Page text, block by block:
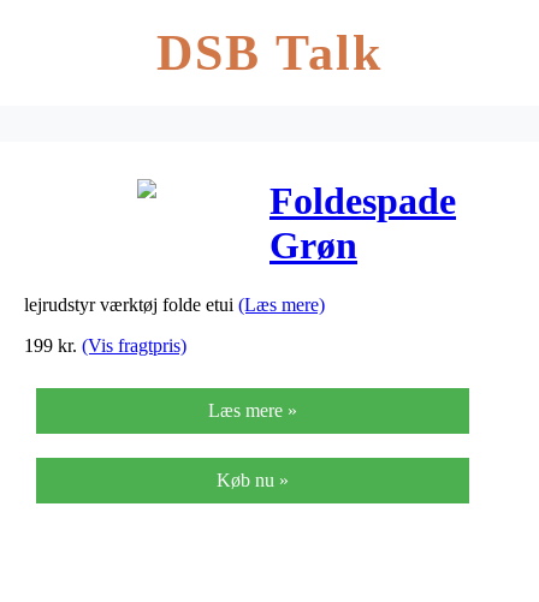
DSB Talk
Foldespade
Grøn
lejrudstyr værktøj folde etui (Læs mere)
199 kr. (Vis fragtpris)
Læs mere »
Køb nu »